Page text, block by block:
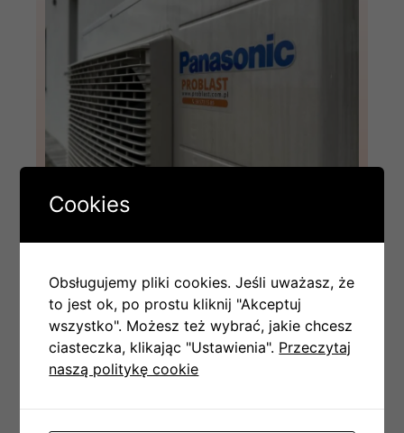
Cookies
Obsługujemy pliki cookies. Jeśli uważasz, że
to jest ok, po prostu kliknij "Akceptuj
wszystko". Możesz też wybrać, jakie chcesz
ciasteczka, klikając "Ustawienia". Przeczytaj
naszą politykę cookie